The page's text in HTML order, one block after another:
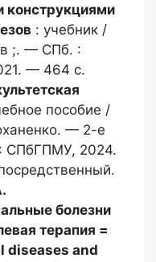
: учебник /
;. — СПб. :
— 464 с.
пособие /
— 2-е
СПбГПМУ, 2024.
болезни
терапия =
diseases and